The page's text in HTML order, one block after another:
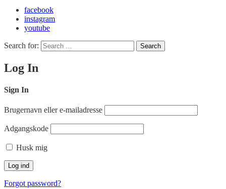
facebook
instagram
youtube
Search for: Search
Log In
Sign In
Brugernavn eller e-mailadresse
Adgangskode
Husk mig
Forgot password?